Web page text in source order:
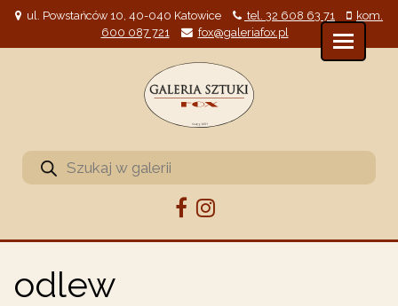
ul. Powstańców 10, 40-040 Katowice tel. 32 608 63 71
kom.
600 087 721
fox@galeriafox.pl
Wyszukiwarka
produktów
odlew